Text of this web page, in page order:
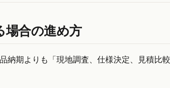
場合の進め方
納期よりも「現地調査、仕様決定、見積比